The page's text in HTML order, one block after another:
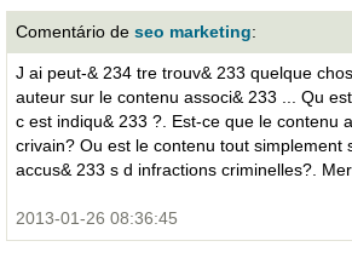
Comentário de seo marketing:
J ai peut-& 234 tre trouv& 233 quelque
auteur sur le contenu associ& 233 ... Qu
c est indiqu& 233 ?. Est-ce que le contenu
crivain? Ou est le contenu tout simplement
accus& 233 s d infractions criminelles?.
2013-01-26 08:36:45